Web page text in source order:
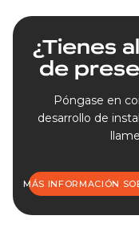
¿Tienes
de
Póngase en
desarrollo de
MÁS INFORMACIÓN